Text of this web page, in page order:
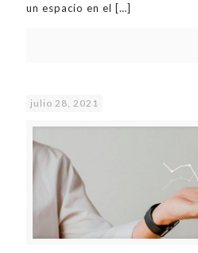
un espacio en el […]
julio 28, 2021